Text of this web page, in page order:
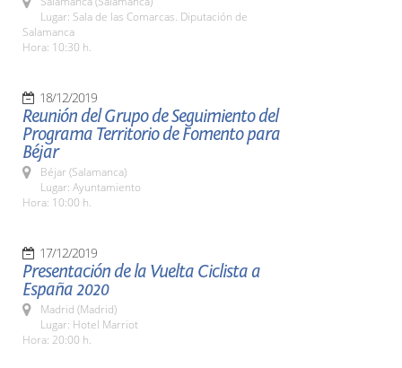
Lugar: Sala de las Comarcas. Diputación de
Salamanca
Hora: 10:30 h.
18/12/2019
Reunión del Grupo de Seguimiento del
Programa Territorio de Fomento para
Béjar
Béjar (Salamanca)
Lugar: Ayuntamiento
Hora: 10:00 h.
17/12/2019
Presentación de la Vuelta Ciclista a
España 2020
Madrid (Madrid)
Lugar: Hotel Marriot
Hora: 20:00 h.